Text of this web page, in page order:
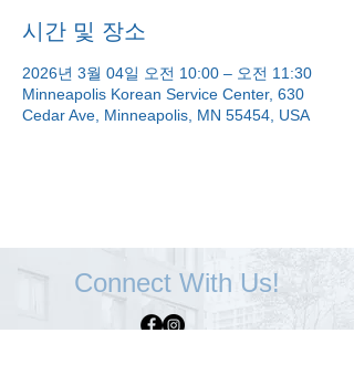
시간 및 장소
2026년 3월 04일 오전 10:00 – 오전 11:30
Minneapolis Korean Service Center, 630
Cedar Ave, Minneapolis, MN 55454, USA
Connect With Us!